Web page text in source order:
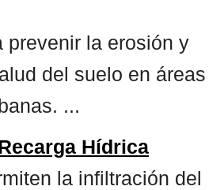
prevenir la erosión y
del suelo en áreas
...
Hídrica
la infiltración del